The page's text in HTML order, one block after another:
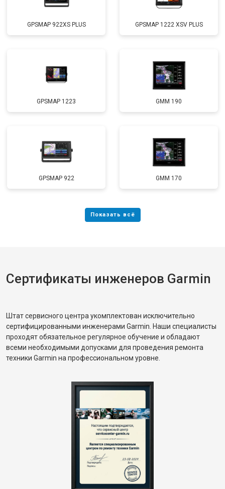
GPSMAP 922XS PLUS GPSMAP 1222 XSV PLUS
GPSMAP 1223 GMM 190
GPSMAP 922 GMM 170
Сертификаты инженеров Garmin
Штат сервисного центра укомплектован исключительно
сертифицированными инженерами Garmin. Наши специалисты
проходят обязательное регулярное обучение и обладают
всеми необходимыми допусками для проведения ремонта
техники Garmin на профессиональном уровне.